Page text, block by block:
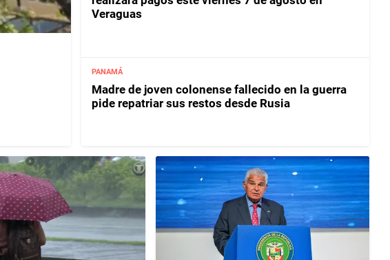
Veraguas
PANAMÁ
Madre de joven colonense fallecido en la guerra
pide repatriar sus restos desde Rusia